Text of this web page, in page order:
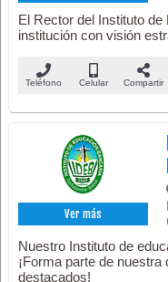
El Rector del Instituto
institución con visión
Teléfono Celular Compartir
Ver más
Nuestro Instituto de
¡Forma parte de
destacados!